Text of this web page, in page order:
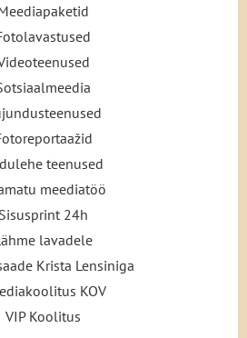
teenused
meediatöö
Sisusprint 24h
lavadele
Krista Lensiniga
KOV
VIP Koolitus